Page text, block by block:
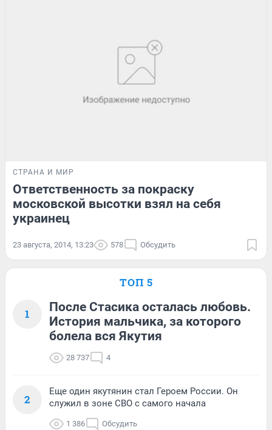
СТРАНА И МИР
Ответственность за покраску
московской высотки взял на себя
украинец
23 августа, 2014, 13:23 578 Обсудить
ТОП 5
1
После Стасика осталась любовь.
История мальчика, за которого
болела вся Якутия
28 737 4
2
Еще один якутянин стал Героем России. Он
служил в зоне СВО с самого начала
1 386 Обсудить